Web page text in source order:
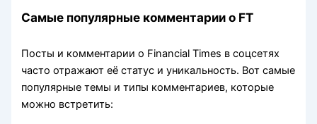
Самые популярные комментарии о FT
Посты и комментарии о Financial Times в соцсетях
часто отражают её статус и уникальность. Вот самые
популярные темы и типы комментариев, которые
можно встретить: